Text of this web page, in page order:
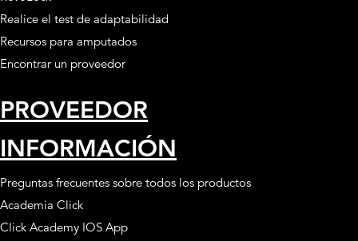
Realice el test de adaptabilidad
Recursos para amputados
Encontrar un proveedor
PROVEEDOR
INFORMACIÓN
Preguntas frecuentes sobre todos los productos
Academia Click
Click Academy IOS App